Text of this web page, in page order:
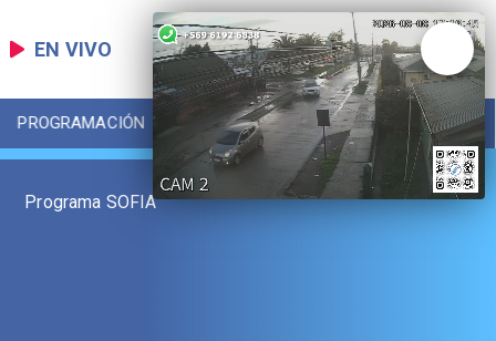
EN VIVO
PROGRAMACIÓN LOCAL DEPORTES
Programa SOFIA